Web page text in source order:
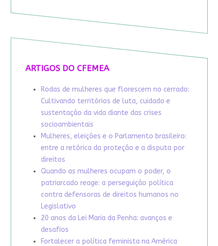
ARTIGOS DO CFEMEA
Rodas de mulheres que florescem no cerrado:
Cultivando territórios de luta, cuidado e
sustentação da vida diante das crises
socioambientais
Mulheres, eleições e o Parlamento brasileiro:
entre a retórica da proteção e a disputa por
direitos
Quando as mulheres ocupam o poder, o
patriarcado reage: a perseguição política
contra defensoras de direitos humanos no
Legislativo
20 anos da Lei Maria da Penha: avanços e
desafios
Fortalecer a política feminista na América